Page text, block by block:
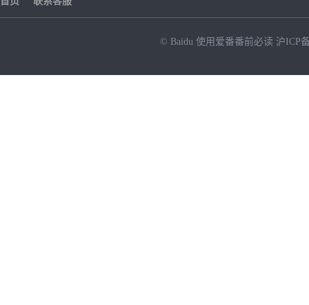
© Baidu 使用爱番番前必读 沪ICP